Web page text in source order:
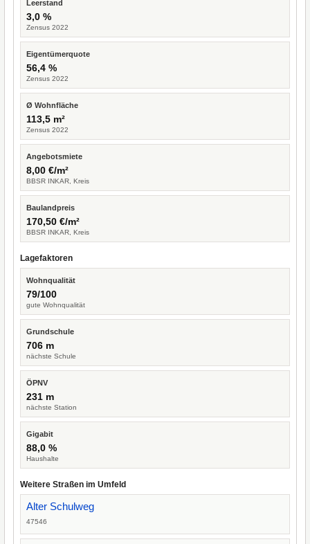
Leerstand
3,0 %
Zensus 2022
Eigentümerquote
56,4 %
Zensus 2022
Ø Wohnfläche
113,5 m²
Zensus 2022
Angebotsmiete
8,00 €/m²
BBSR INKAR, Kreis
Baulandpreis
170,50 €/m²
BBSR INKAR, Kreis
Lagefaktoren
Wohnqualität
79/100
gute Wohnqualität
Grundschule
706 m
nächste Schule
ÖPNV
231 m
nächste Station
Gigabit
88,0 %
Haushalte
Weitere Straßen im Umfeld
Alter Schulweg
47546